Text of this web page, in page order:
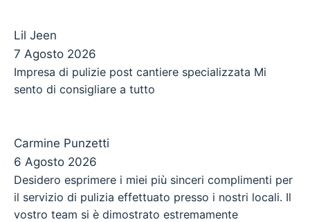
Lil Jeen
7 Agosto 2026
Impresa di pulizie post cantiere specializzata Mi
sento di consigliare a tutto
Carmine Punzetti
6 Agosto 2026
Desidero esprimere i miei più sinceri complimenti per
il servizio di pulizia effettuato presso i nostri locali. Il
vostro team si è dimostrato estremamente